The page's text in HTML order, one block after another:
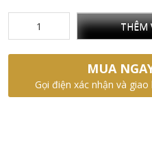
THÊM
MUA
Gọi điện xác nhận và